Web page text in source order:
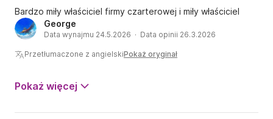
Bardzo miły właściciel firmy czarterowej i miły właściciel
George
Data wynajmu 24.5.2026 · Data opinii 26.3.2026
Przetłumaczone z angielskiPokaż oryginał
Pokaż więcej